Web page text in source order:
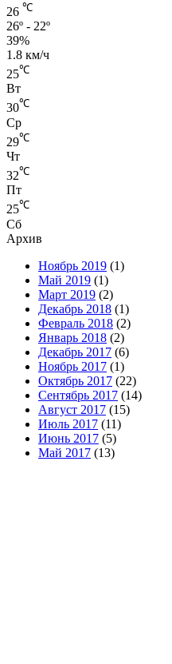
26 ℃
26º - 22º
39%
1.8 км/ч
25℃
Вт
30℃
Ср
29℃
Чт
32℃
Пт
25℃
Сб
Архив
Ноябрь 2019 (1)
Май 2019 (1)
Март 2019 (2)
Декабрь 2018 (1)
Февраль 2018 (2)
Январь 2018 (2)
Декабрь 2017 (6)
Ноябрь 2017 (1)
Октябрь 2017 (22)
Сентябрь 2017 (14)
Август 2017 (15)
Июль 2017 (11)
Июнь 2017 (5)
Май 2017 (13)